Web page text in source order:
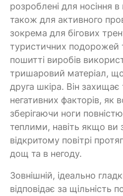
розроблені для носіння
також для активного
зокрема для бігових
туристичних подорожей
пошитті виробів
тришаровий матеріал,
друга шкіра. Він захищає
негативних факторів, як
зберігаючи ноги
теплими, навіть якщо ви
відкритому повітрі
дощ та в негоду.
Зовнішній, ідеально
відповідає за щільність